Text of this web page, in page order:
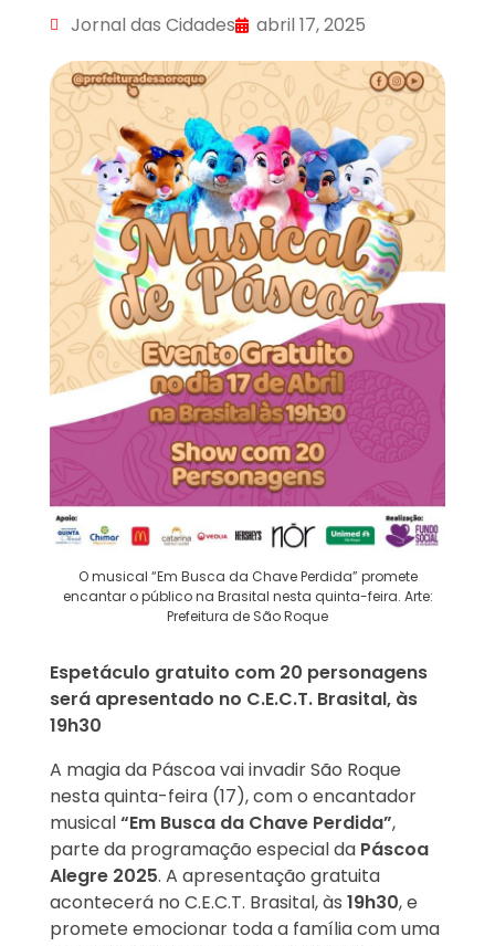
Jornal das Cidades abril 17, 2025
O musical “Em Busca da Chave Perdida” promete
encantar o público na Brasital nesta quinta-feira. Arte:
Prefeitura de São Roque
Espetáculo gratuito com 20 personagens
será apresentado no C.E.C.T. Brasital, às
19h30
A magia da Páscoa vai invadir São Roque
nesta quinta-feira (17), com o encantador
musical“Em Busca da Chave Perdida”,
parte da programação especial da Páscoa
Alegre 2025. A apresentação gratuita
acontecerá no C.E.C.T. Brasital, às 19h30, e
promete emocionar toda a família com uma